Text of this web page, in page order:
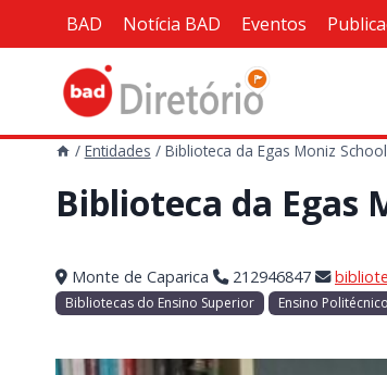
BAD Notícia BAD Eventos
/ Entidades / Biblioteca da Egas Moniz
Biblioteca da Egas
Monte de Caparica 212946847
Bibliotecas do Ensino Superior Ensino